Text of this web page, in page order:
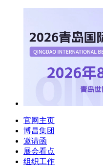
官网主页
博昌集团
邀请函
展会看点
组织工作